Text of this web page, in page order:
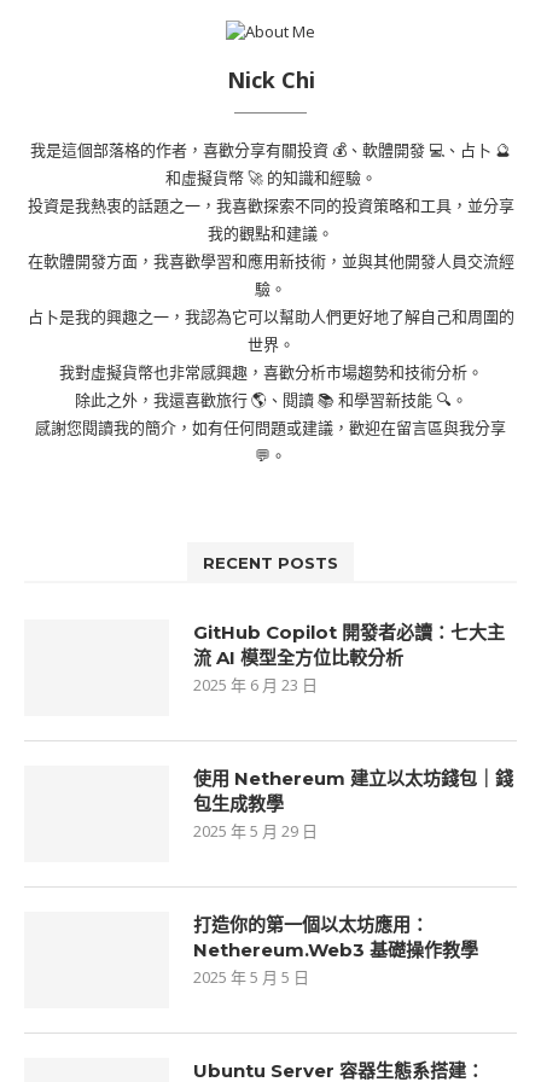
Nick Chi
我是這個部落格的作者，喜歡分享有關投資 💰、軟體開發 💻、占卜 🔮
和虛擬貨幣 🚀 的知識和經驗。
投資是我熱衷的話題之一，我喜歡探索不同的投資策略和工具，並分享
我的觀點和建議。
在軟體開發方面，我喜歡學習和應用新技術，並與其他開發人員交流經
驗。
占卜是我的興趣之一，我認為它可以幫助人們更好地了解自己和周圍的
世界。
我對虛擬貨幣也非常感興趣，喜歡分析市場趨勢和技術分析。
除此之外，我還喜歡旅行 🌎、閱讀 📚 和學習新技能 🔍。
感謝您閱讀我的簡介，如有任何問題或建議，歡迎在留言區與我分享
💬。
RECENT POSTS
GitHub Copilot 開發者必讀：七大主
流 AI 模型全方位比較分析
2025 年 6 月 23 日
使用 Nethereum 建立以太坊錢包｜錢
包生成教學
2025 年 5 月 29 日
打造你的第一個以太坊應用：
Nethereum.Web3 基礎操作教學
2025 年 5 月 5 日
Ubuntu Server 容器生態系搭建：